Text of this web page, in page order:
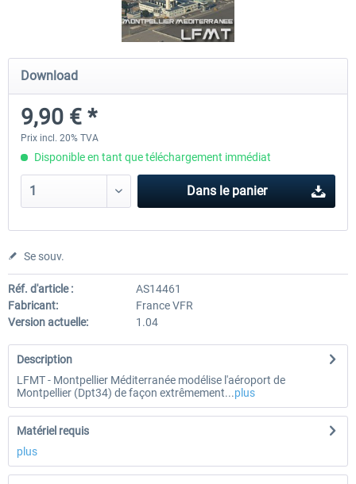
Airport Berlin Brandenburg V2 XP
30,20 € *
Airport Zurich V2.0 XP
Download
9,90 € *
Prix incl. 20% TVA
Disponible en tant que téléchargement immédiat
Dans le panier
Se souv.
Réf. d'article :
AS14461
Fabricant:
France VFR
Version actuelle:
1.04
Description
LFMT - Montpellier Méditerranée modélise l'aéroport de
Montpellier (Dpt34) de façon extrêmement...plus
Matériel requis
plus